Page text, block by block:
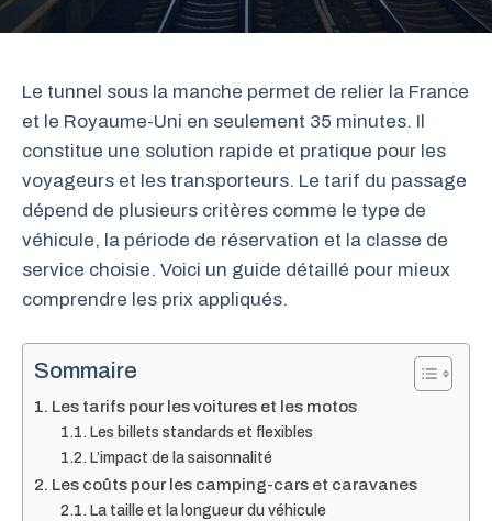
Le tunnel sous la manche permet de relier la France
et le Royaume-Uni en seulement 35 minutes. Il
constitue une solution rapide et pratique pour les
voyageurs et les transporteurs. Le tarif du passage
dépend de plusieurs critères comme le type de
véhicule, la période de réservation et la classe de
service choisie. Voici un guide détaillé pour mieux
comprendre les prix appliqués.
Sommaire
Les tarifs pour les voitures et les motos
Les billets standards et flexibles
L’impact de la saisonnalité
Les coûts pour les camping-cars et caravanes
La taille et la longueur du véhicule